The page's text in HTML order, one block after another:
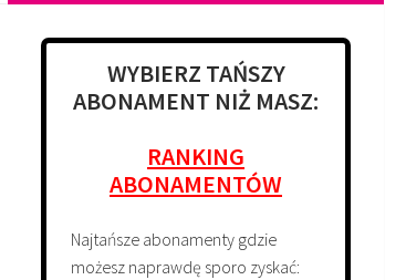
WYBIERZ TAŃSZY
ABONAMENT NIŻ MASZ:
RANKING
ABONAMENTÓW
Najtańsze abonamenty gdzie
możesz naprawdę sporo zyskać: